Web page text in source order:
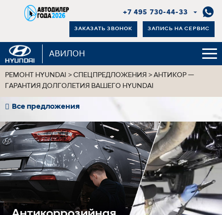
+7 495 730-44-33
ЗАКАЗАТЬ ЗВОНОК ЗАПИСЬ НА СЕРВИС
АВИЛОН
РЕМОНТ HYUNDAI > СПЕЦПРЕДЛОЖЕНИЯ > АНТИКОР —
ГАРАНТИЯ ДОЛГОЛЕТИЯ ВАШЕГО HYUNDAI
Все предложения